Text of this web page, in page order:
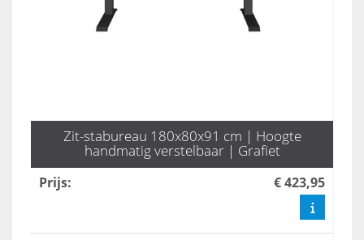
Zit-stabureau 180x80x91 cm | Hoogte
handmatig verstelbaar | Grafiet
Prijs: € 423,95